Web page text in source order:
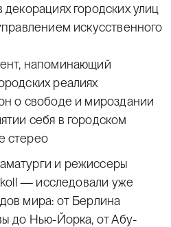
городских улиц
искусственного
напоминающий
реалиях
о свободе и мироздании
себя в городском
стерео
и режиссеры
— исследовали уже
мира: от Берлина
до Нью-Йорка, от Абу-